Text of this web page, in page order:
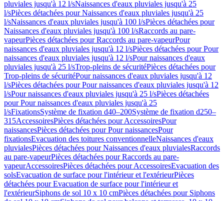
pluviales jusqu'à 12 l/sNaissances d'eaux pluviales jusqu'à 25
l/sPièces détachées pour Naissances d'eaux pluviales jusqu'à 25
l/sNaissances d'eaux pluviales jusqu'à 100 l/sPièces détachées pour
Naissances d'eaux pluviales jusqu'à 100 l/sRaccords au pare-
vapeurPièces détachées pour Raccords au pare-vapeurPour
naissances d'eaux pluviales jusqu'à 12 l/sPièces détachées pour Pour
naissances d'eaux pluviales jusqu'à 12 l/sPour naissances d'eaux
pluviales jusqu'à 25 l/sTrop-pleins de sécuritéPièces détachées pour
Trop-pleins de sécuritéPour naissances d'eaux pluviales jusqu'à 12
l/sPièces détachées pour Pour naissances d'eaux pluviales jusqu'à 12
l/sPour naissances d'eaux pluviales jusqu'à 25 l/sPièces détachées
pour Pour naissances d'eaux pluviales jusqu'à 25
l/sFixationsSystème de fixation d40–200Système de fixation d250–
315AccessoiresPièces détachées pour AccessoiresPour
naissancesPièces détachées pour Pour naissancesPour
fixationsEvacuation des toitures conventionnelleNaissances d'eaux
pluvialesPièces détachées pour Naissances d'eaux pluvialesRaccords
au pare-vapeurPièces détachées pour Raccords au pare-
vapeurAccessoiresPièces détachées pour AccessoiresEvacuation des
solsEvacuation de surface pour l'intérieur et l'extérieurPièces
détachées pour Evacuation de surface pour l'intérieur et
l'extérieurSiphons de sol 10 x 10 cmPièces détachées pour Siphons